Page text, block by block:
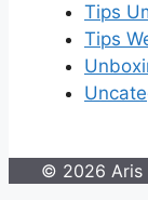
Tips
Tips
© 2026 Aris